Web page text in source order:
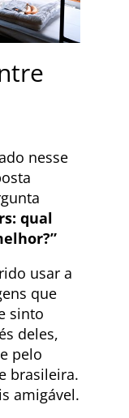
nesse
qual
usar a
que
sinto
deles,
pelo
brasileira.
amigável.